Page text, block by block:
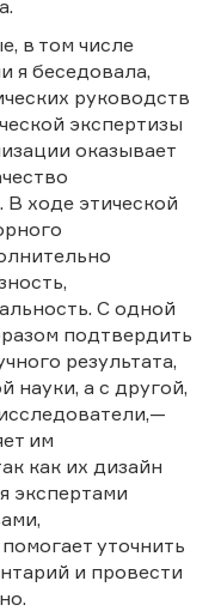
в том числе
я беседовала,
руководств
экспертизы
оказывает
В ходе этической
С одной
подтвердить
результата,
науки, а с другой,
им
как их дизайн
экспертами
уточнить
и провести